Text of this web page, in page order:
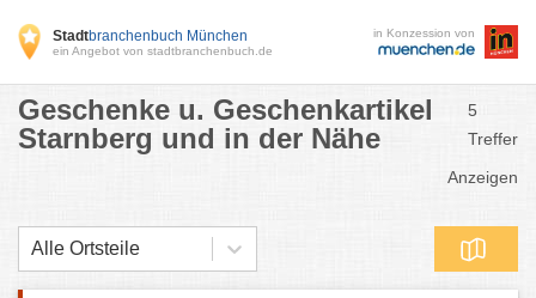
Stadtbranchenbuch München
ein Angebot von stadtbranchenbuch.de
in Konzession von
Geschenke u. Geschenkartikel
Starnberg und in der Nähe
5
Treffer
Anzeigen
Alle Ortsteile